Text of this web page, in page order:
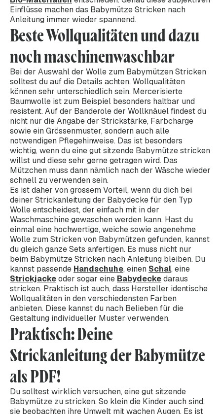
Einflüsse machen das Babymütze Stricken nach
Anleitung immer wieder spannend.
Beste Wollqualitäten und dazu
noch maschinenwaschbar
Bei der Auswahl der Wolle zum Babymützen Stricken
solltest du auf die Details achten. Wollqualitäten
können sehr unterschiedlich sein. Mercerisierte
Baumwolle ist zum Beispiel besonders haltbar und
resistent. Auf der Banderole der Wollknäuel findest du
nicht nur die Angabe der Strickstärke, Farbcharge
sowie ein Grössenmuster, sondern auch alle
notwendigen Pflegehinweise. Das ist besonders
wichtig, wenn du eine gut sitzende Babymütze stricken
willst und diese sehr gerne getragen wird. Das
Mützchen muss dann nämlich nach der Wäsche wieder
schnell zu verwenden sein.
Es ist daher von grossem Vorteil, wenn du dich bei
deiner Strickanleitung der Babydecke für den Typ
Wolle entscheidest, der einfach mit in der
Waschmaschine gewaschen werden kann. Hast du
einmal eine hochwertige, weiche sowie angenehme
Wolle zum Stricken von Babymützen gefunden, kannst
du gleich ganze Sets anfertigen. Es muss nicht nur
beim Babymütze Stricken nach Anleitung bleiben. Du
kannst passende Handschuhe, einen Schal, eine
Strickjackeoder sogar eine Babydeckedaraus
stricken. Praktisch ist auch, dass Hersteller identische
Wollqualitäten in den verschiedensten Farben
anbieten. Diese kannst du nach Belieben für die
Gestaltung individueller Muster verwenden.
Praktisch: Deine
Strickanleitung der Babymütze
als PDF!
Du solltest wirklich versuchen, eine gut sitzende
Babymütze zu stricken. So klein die Kinder auch sind,
sie beobachten ihre Umwelt mit wachen Augen. Es ist